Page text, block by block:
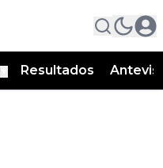
Resultados